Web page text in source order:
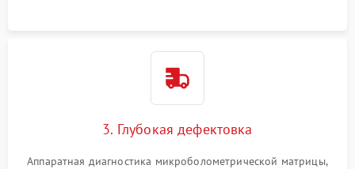
3. Глубокая дефектовка
Аппаратная диагностика микроболометрической матрицы,